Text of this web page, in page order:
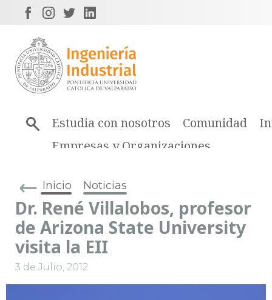
Estudia con nosotros Comunidad
Empresas y Organizaciones
Inicio Noticias
Dr. René Villalobos, profesor
de Arizona State University
visita la EII
3 de Julio, 2012